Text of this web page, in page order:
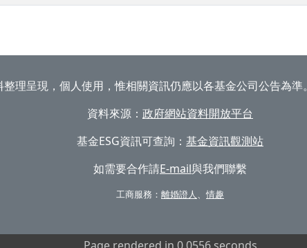
理呈現，個人使用，惟相關資訊仍應以各基金公司公告為準
資料來源： 政府網站資料開放平台
基金ESG資訊可查詢： 基金資訊觀測站
如需要合作請E-mail與我們聯繫
工商服務： 離婚證人、 情趣